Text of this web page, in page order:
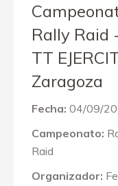
Rally Raid
TT
Zaragoza
Fecha: 04/09/
Campeonato:
Raid
Organizador: